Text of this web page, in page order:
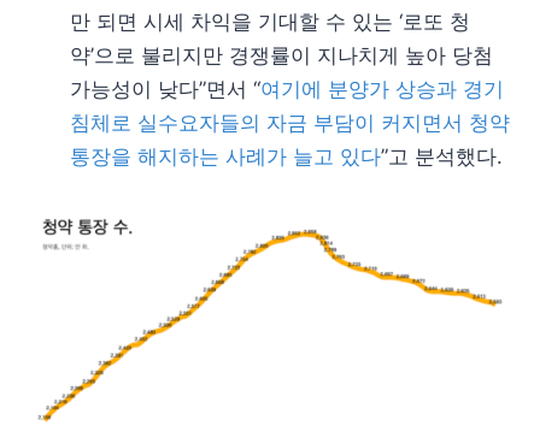
만 되면 시세 차익을 기대할 수 있는 ‘로또 청
약’으로 불리지만 경쟁률이 지나치게 높아 당첨
가능성이 낮다”면서 “여기에 분양가 상승과 경기
침체로 실수요자들의 자금 부담이 커지면서 청약
통장을 해지하는 사례가 늘고 있다”고 분석했다.